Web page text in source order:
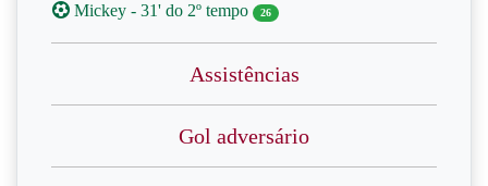
Mickey - 31' do 2º tempo 26
Assistências
Gol adversário